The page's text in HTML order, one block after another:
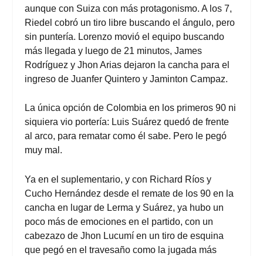
aunque con Suiza con más protagonismo. A los 7,
Riedel cobró un tiro libre buscando el ángulo, pero
sin puntería. Lorenzo movió el equipo buscando
más llegada y luego de 21 minutos, James
Rodríguez y Jhon Arias dejaron la cancha para el
ingreso de Juanfer Quintero y Jaminton Campaz.
La única opción de Colombia en los primeros 90 ni
siquiera vio portería: Luis Suárez quedó de frente
al arco, para rematar como él sabe. Pero le pegó
muy mal.
Ya en el suplementario, y con Richard Ríos y
Cucho Hernández desde el remate de los 90 en la
cancha en lugar de Lerma y Suárez, ya hubo un
poco más de emociones en el partido, con un
cabezazo de Jhon Lucumí en un tiro de esquina
que pegó en el travesaño como la jugada más